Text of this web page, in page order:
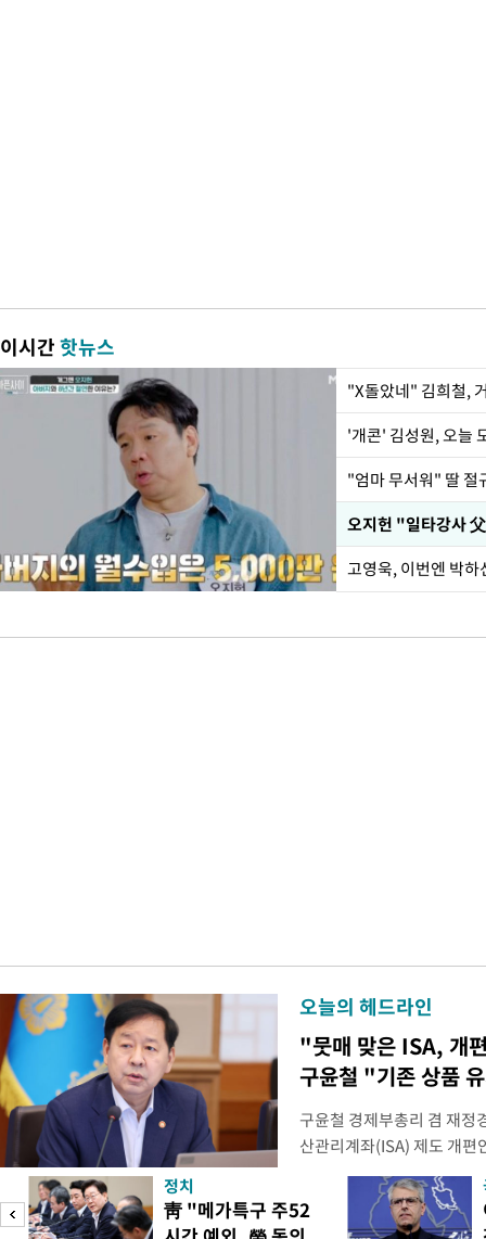
이시간핫뉴스
"X돌았네" 김희철,
'개콘' 김성원, 오늘
오늘의 헤드라인
"뭇매 맞은 ISA, 개
구윤철 "기존 상품
구윤철 경제부총리 겸 재
산관리계좌(ISA) 제도 개편
다"며 "국민 의견까지 수
토할 예정"이라고 밝혔다.
셜미디어(SNS) 엑스(X·옛
정치
靑 "메가특구 주52